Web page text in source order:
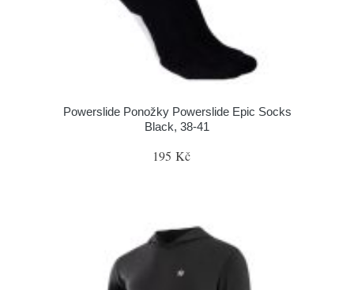
Powerslide Ponožky Powerslide Epic Socks
Black, 38-41
195 Kč